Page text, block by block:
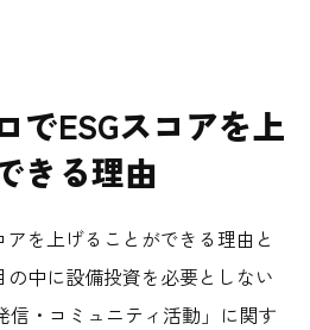
でESGスコアを上
きる理由
を上げることができる理由と
の中に設備投資を必要としない
信・コミュニティ活動」に関す